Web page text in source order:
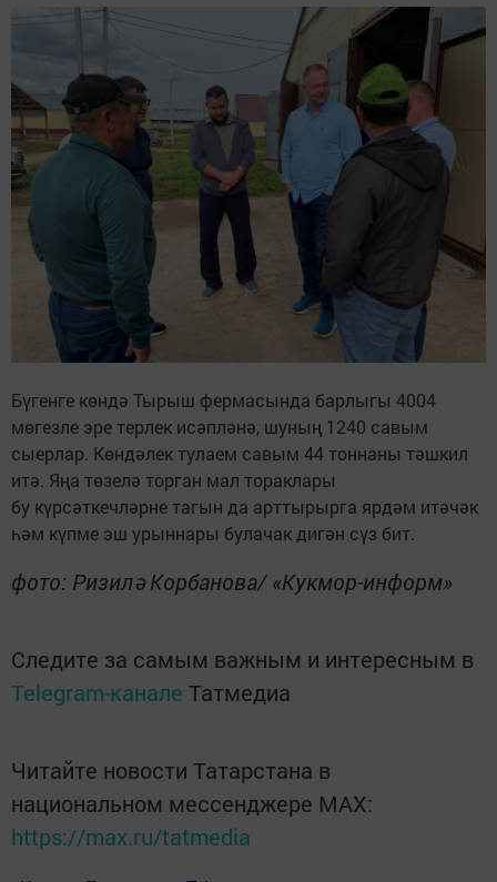
Бүгенге көндә Тырыш фермасында барлыгы 4004
мөгезле эре терлек исәпләнә, шуның 1240 савым
сыерлар. Көндәлек тулаем савым 44 тоннаны тәшкил
итә. Яңа төзелә торган мал тораклары
бу күрсәткечләрне тагын да арттырырга ярдәм итәчәк
һәм күпме эш урыннары булачак дигән сүз бит.
фото: Ризилә Корбанова/ «Кукмор-информ»
Следите за самым важным и интересным в
Telegram-канале Татмедиа
Читайте новости Татарстана в
национальном мессенджере MАХ:
https://max.ru/tatmedia